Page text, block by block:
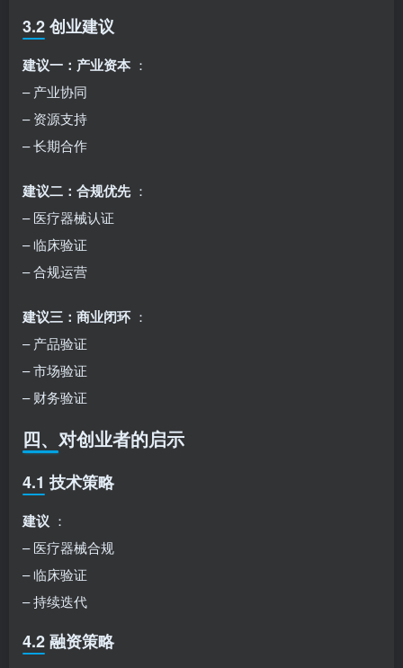
3.2 创业建议
建议一：产业资本 ：
– 产业协同
– 资源支持
– 长期合作
建议二：合规优先 ：
– 医疗器械认证
– 临床验证
– 合规运营
建议三：商业闭环 ：
– 产品验证
– 市场验证
– 财务验证
四、对创业者的启示
4.1 技术策略
建议 ：
– 医疗器械合规
– 临床验证
– 持续迭代
4.2 融资策略